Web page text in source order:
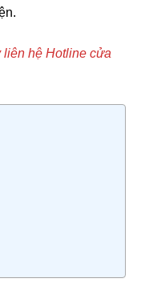
liên hệ Hotline cửa